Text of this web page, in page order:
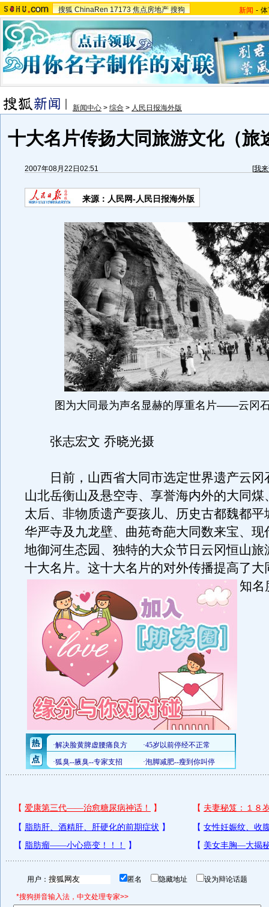
搜狐 ChinaRen 17173 焦点房地产 搜狗 新闻 -
新闻中心 > 综合 > 人民日报海外版
十大名片传扬大同旅游文化（旅
2007年08月22日02:51 [我
来源：人民网-人民日报海外版
图为大同最为声名显赫的厚重名片——云冈
张志宏文 乔晓光摄
日前，山西省大同市选定世界遗产云冈
山北岳衡山及悬空寺、享誉海内外的大同煤
太后、非物质遗产耍孩儿、历史古都魏都平
华严寺及九龙壁、曲苑奇葩大同数来宝、现
地御河生态园、独特的大众节日云冈恒山旅
十大名片。这十大名片的对外传播提高了大
知名
用户： 匿名 隐藏地址 设为辩论话题
*搜狗拼音输入法，中文处理专家>>